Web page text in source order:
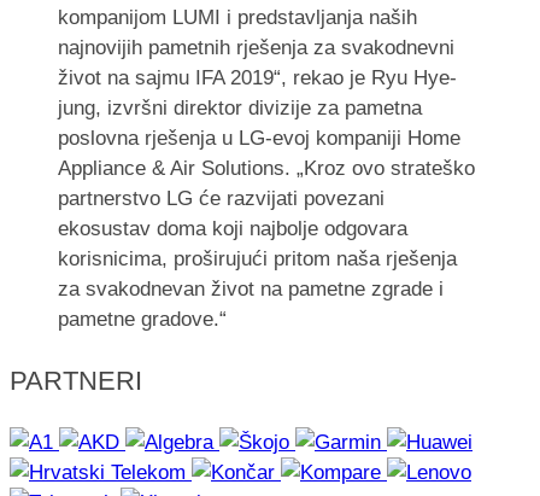
kompanijom LUMI i predstavljanja naših
najnovijih pametnih rješenja za svakodnevni
život na sajmu IFA 2019“, rekao je Ryu Hye-
jung, izvršni direktor divizije za pametna
poslovna rješenja u LG-evoj kompaniji Home
Appliance & Air Solutions. „Kroz ovo strateško
partnerstvo LG će razvijati povezani
ekosustav doma koji najbolje odgovara
korisnicima, proširujući pritom naša rješenja
za svakodnevan život na pametne zgrade i
pametne gradove.“
PARTNERI